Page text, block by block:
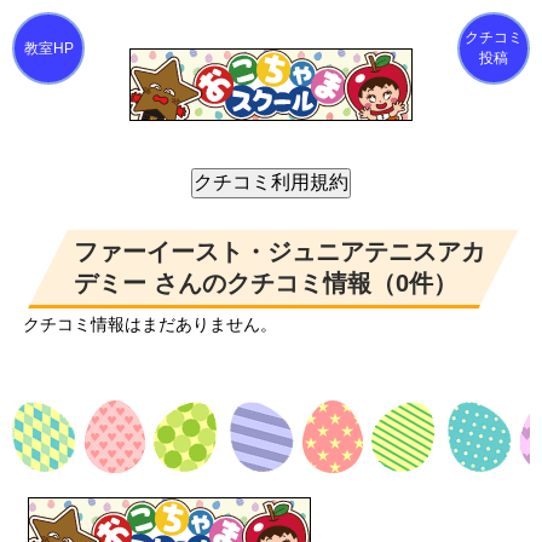
クチコミ
投稿
ファーイースト・ジュニアテニスアカ
デミー さんのクチコミ情報（0件）
クチコミ情報はまだありません。